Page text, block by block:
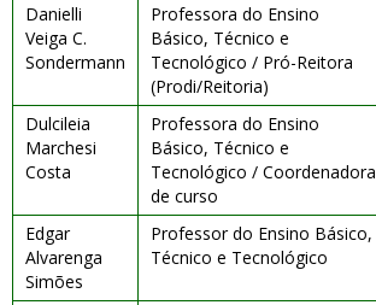
Danielli
Veiga C.
Sondermann
Professora do Ensino
Básico, Técnico e
Tecnológico / Pró-Reitora
(Prodi/Reitoria)
Dulcileia
Marchesi
Costa
Professora do Ensino
Básico, Técnico e
Tecnológico / Coordenadora
de curso
Edgar
Alvarenga
Simões
Professor do Ensino Básico,
Técnico e Tecnológico